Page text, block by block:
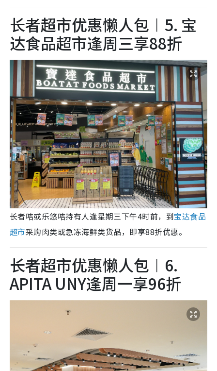
长者超市优惠懒人包︱5. 宝
达食品超市逢周三享88折
长者咭或乐悠咭持有人逢星期三下午4时前，到宝达食品
超市采购肉类或急冻海鲜类货品，即享88折优惠。
长者超市优惠懒人包︱6.
APITA UNY逢周一享96折